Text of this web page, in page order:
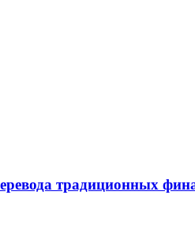
традиционных